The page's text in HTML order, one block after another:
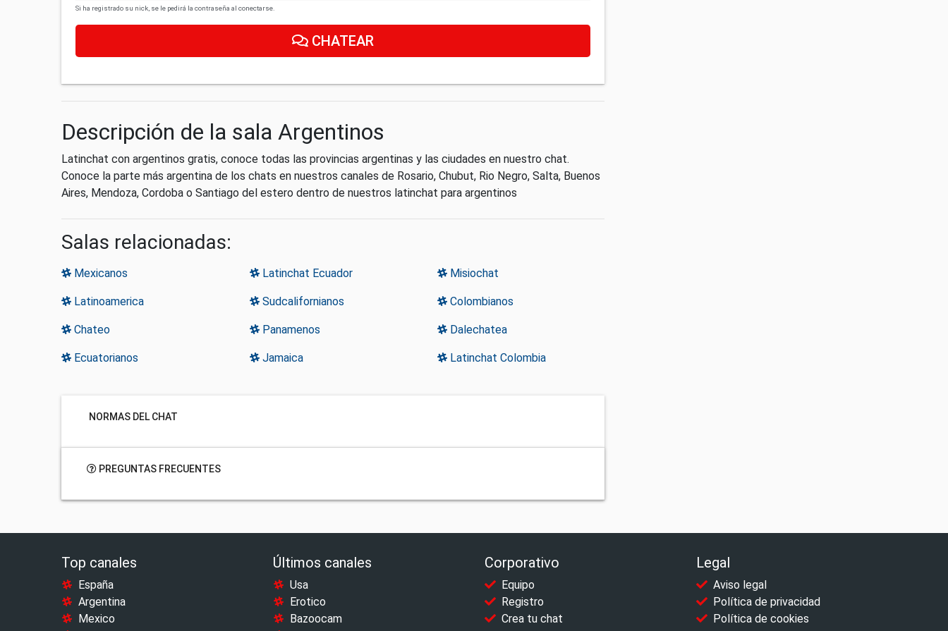
Si ha registrado su nick, se le pedirá la contraseña al conectarse.
CHATEAR
Descripción de la sala Argentinos
Latinchat con argentinos gratis, conoce todas las provincias argentinas y las ciudades en nuestro chat.
Conoce la parte más argentina de los chats en nuestros canales de Rosario, Chubut, Rio Negro, Salta, Buenos
Aires, Mendoza, Cordoba o Santiago del estero dentro de nuestros latinchat para argentinos
Salas relacionadas:
Mexicanos Latinchat Ecuador Misiochat
Latinoamerica Sudcalifornianos Colombianos
Chateo Panamenos Dalechatea
Ecuatorianos Jamaica Latinchat Colombia
NORMAS DEL CHAT
PREGUNTAS FRECUENTES
Top canales
España
Argentina
Mexico
Últimos canales
Usa
Erotico
Bazoocam
Corporativo
Equipo
Registro
Crea tu chat
Legal
Aviso legal
Política de privacidad
Política de cookies